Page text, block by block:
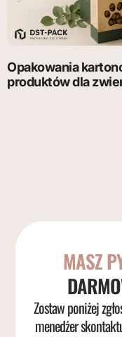
Opakowania
produktów dla
MASZ
Zostaw poniżej
menedżer